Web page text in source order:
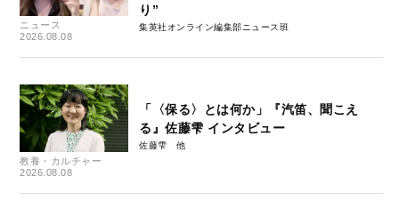
ニュース
2026.08.08
り”
集英社オンライン編集部ニュース班
教養・カルチャー
2026.08.08
「〈保る〉とは何か」『汽笛、聞こえ
る』佐藤雫 インタビュー
佐藤雫